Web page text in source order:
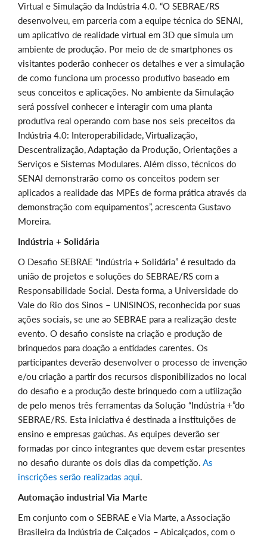
Virtual e Simulação da Indústria 4.0. “O SEBRAE/RS
desenvolveu, em parceria com a equipe técnica do SENAI,
um aplicativo de realidade virtual em 3D que simula um
ambiente de produção. Por meio de de smartphones os
visitantes poderão conhecer os detalhes e ver a simulação
de como funciona um processo produtivo baseado em
seus conceitos e aplicações. No ambiente da Simulação
será possível conhecer e interagir com uma planta
produtiva real operando com base nos seis preceitos da
Indústria 4.0: Interoperabilidade, Virtualização,
Descentralização, Adaptação da Produção, Orientações a
Serviços e Sistemas Modulares. Além disso, técnicos do
SENAI demonstrarão como os conceitos podem ser
aplicados a realidade das MPEs de forma prática através da
demonstração com equipamentos”, acrescenta Gustavo
Moreira.
Indústria + Solidária
O Desafio SEBRAE “Indústria + Solidária” é resultado da
união de projetos e soluções do SEBRAE/RS com a
Responsabilidade Social. Desta forma, a Universidade do
Vale do Rio dos Sinos – UNISINOS, reconhecida por suas
ações sociais, se une ao SEBRAE para a realização deste
evento. O desafio consiste na criação e produção de
brinquedos para doação a entidades carentes. Os
participantes deverão desenvolver o processo de invenção
e/ou criação a partir dos recursos disponibilizados no local
do desafio e a produção deste brinquedo com a utilização
de pelo menos três ferramentas da Solução “Indústria +”do
SEBRAE/RS. Esta iniciativa é destinada a instituições de
ensino e empresas gaúchas. As equipes deverão ser
formadas por cinco integrantes que devem estar presentes
no desafio durante os dois dias da competição. As
inscrições serão realizadas aqui.
Automação industrial Via Marte
Em conjunto com o SEBRAE e Via Marte, a Associação
Brasileira da Indústria de Calçados – Abicalçados, com o